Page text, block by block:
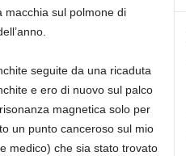
macchia sul polmone di
seguite da una ricaduta
e ero di nuovo sul palco
magnetica solo per
un punto canceroso sul mio
medico) che sia stato trovato